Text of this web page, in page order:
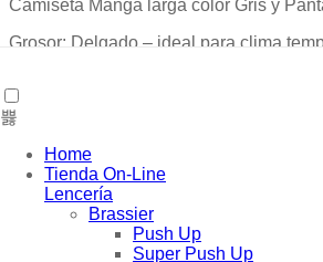
Camiseta Manga larga color Gris y
Grosor: Delgado – ideal para clima
Marca: DANKA / Hecho en Brasil /
Color
Home
Tienda On-Line
Lencería
Brassier
Push Up
Super Push Up